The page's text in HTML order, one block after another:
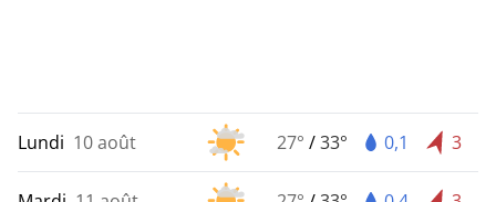
Lundi 10 août 27° /33° 0,1 3